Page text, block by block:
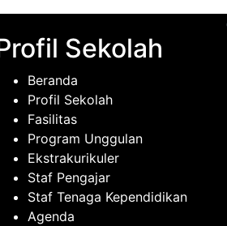
Sekolah
Beranda
Profil Sekolah
Fasilitas
Program Unggulan
Ekstrakurikuler
Staf Pengajar
Staf Tenaga Kependidikan
Agenda